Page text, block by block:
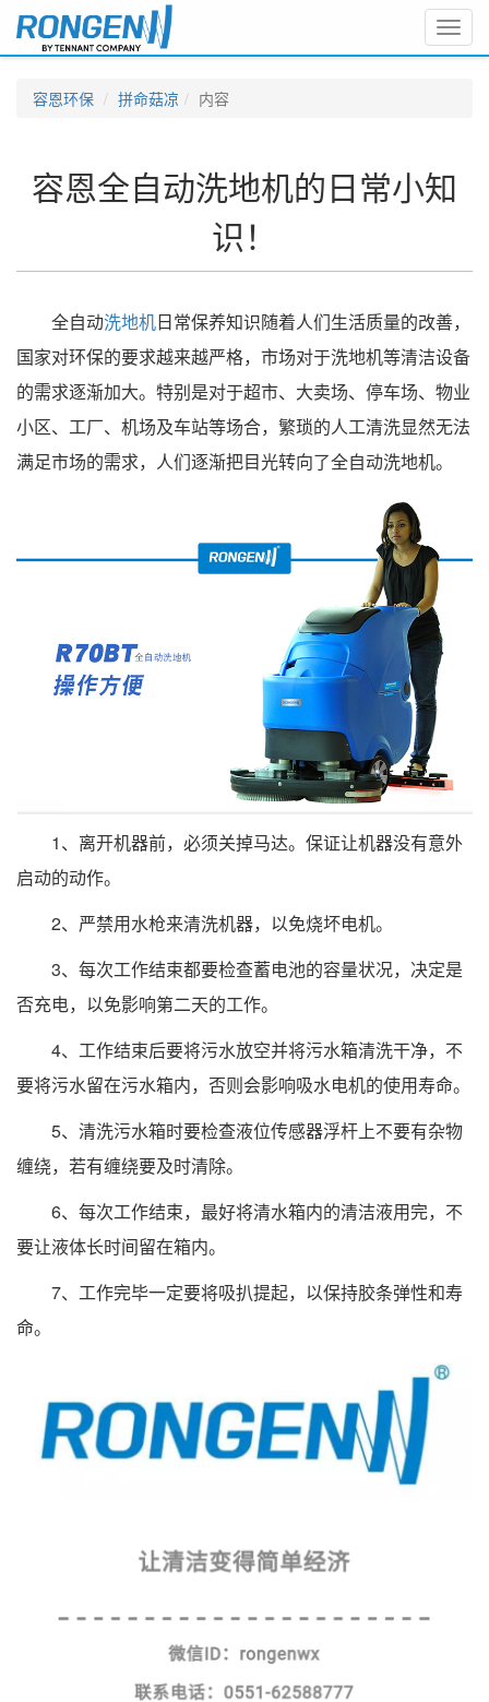
容恩环保 拼命菇凉 内容
容恩全自动洗地机的日常小知
识！
全自动洗地机日常保养知识随着人们生活质量的改善，
国家对环保的要求越来越严格，市场对于洗地机等清洁设备
的需求逐渐加大。特别是对于超市、大卖场、停车场、物业
小区、工厂、机场及车站等场合，繁琐的人工清洗显然无法
满足市场的需求，人们逐渐把目光转向了全自动洗地机。
1、离开机器前，必须关掉马达。保证让机器没有意外
启动的动作。
2、严禁用水枪来清洗机器，以免烧坏电机。
3、每次工作结束都要检查蓄电池的容量状况，决定是
否充电，以免影响第二天的工作。
4、工作结束后要将污水放空并将污水箱清洗干净，不
要将污水留在污水箱内，否则会影响吸水电机的使用寿命。
5、清洗污水箱时要检查液位传感器浮杆上不要有杂物
缠绕，若有缠绕要及时清除。
6、每次工作结束，最好将清水箱内的清洁液用完，不
要让液体长时间留在箱内。
7、工作完毕一定要将吸扒提起，以保持胶条弹性和寿
命。